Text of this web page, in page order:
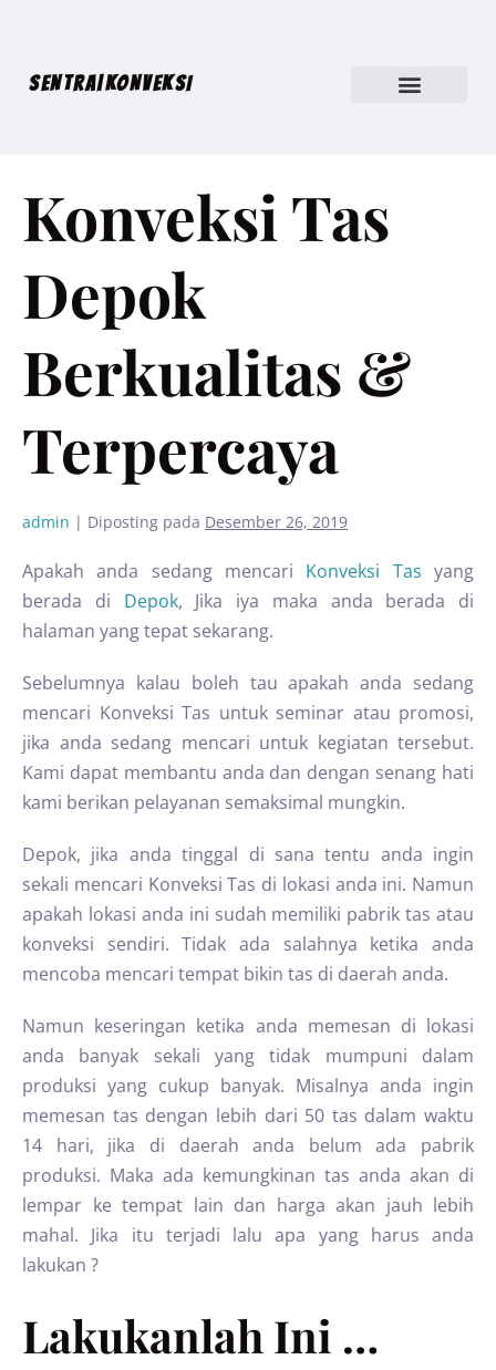
SENTRA|KONVEKSI
Konveksi Tas
Depok
Berkualitas &
Terpercaya
admin | Diposting pada Desember 26, 2019
Apakah anda sedang mencari Konveksi Tas yang
berada di Depok, Jika iya maka anda berada di
halaman yang tepat sekarang.
Sebelumnya kalau boleh tau apakah anda sedang
mencari Konveksi Tas untuk seminar atau promosi,
jika anda sedang mencari untuk kegiatan tersebut.
Kami dapat membantu anda dan dengan senang hati
kami berikan pelayanan semaksimal mungkin.
Depok, jika anda tinggal di sana tentu anda ingin
sekali mencari Konveksi Tas di lokasi anda ini. Namun
apakah lokasi anda ini sudah memiliki pabrik tas atau
konveksi sendiri. Tidak ada salahnya ketika anda
mencoba mencari tempat bikin tas di daerah anda.
Namun keseringan ketika anda memesan di lokasi
anda banyak sekali yang tidak mumpuni dalam
produksi yang cukup banyak. Misalnya anda ingin
memesan tas dengan lebih dari 50 tas dalam waktu
14 hari, jika di daerah anda belum ada pabrik
produksi. Maka ada kemungkinan tas anda akan di
lempar ke tempat lain dan harga akan jauh lebih
mahal. Jika itu terjadi lalu apa yang harus anda
lakukan ?
Lakukanlah Ini …